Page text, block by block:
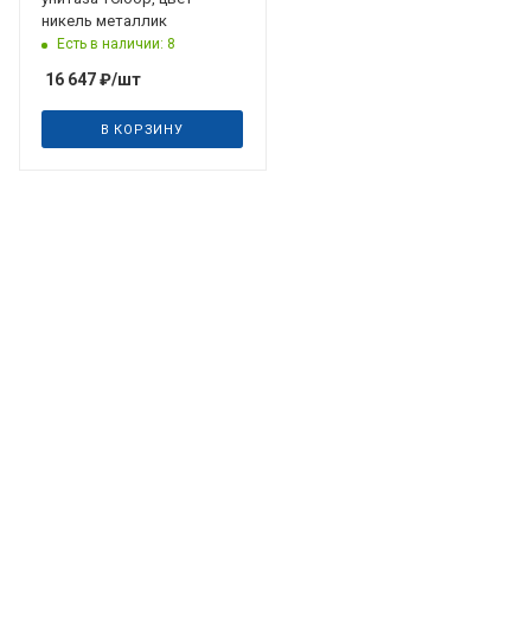
никель металлик
Есть в наличии: 8
16 647₽/шт
В КОРЗИНУ